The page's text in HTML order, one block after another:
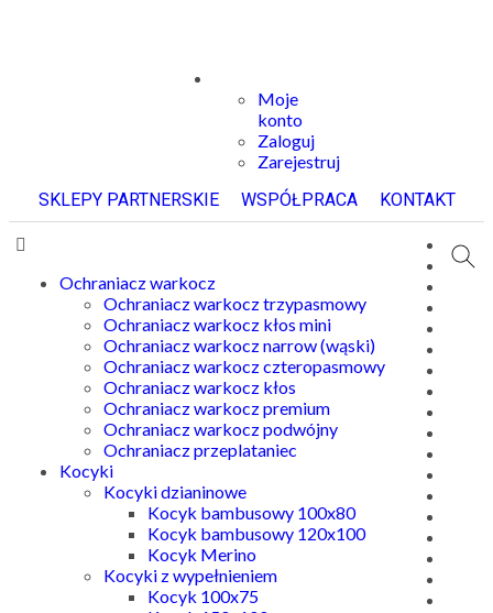
Moje
konto
Zaloguj
Zarejestruj
SKLEPY PARTNERSKIE
WSPÓŁPRACA KONTAKT
Ochraniacz warkocz
Ochraniacz warkocz trzypasmowy
Ochraniacz warkocz kłos mini
Ochraniacz warkocz narrow (wąski)
Ochraniacz warkocz czteropasmowy
Ochraniacz warkocz kłos
Ochraniacz warkocz premium
Ochraniacz warkocz podwójny
Ochraniacz przeplataniec
Kocyki
Kocyki dzianinowe
Kocyk bambusowy 100x80
Kocyk bambusowy 120x100
Kocyk Merino
Kocyki z wypełnieniem
Kocyk 100x75